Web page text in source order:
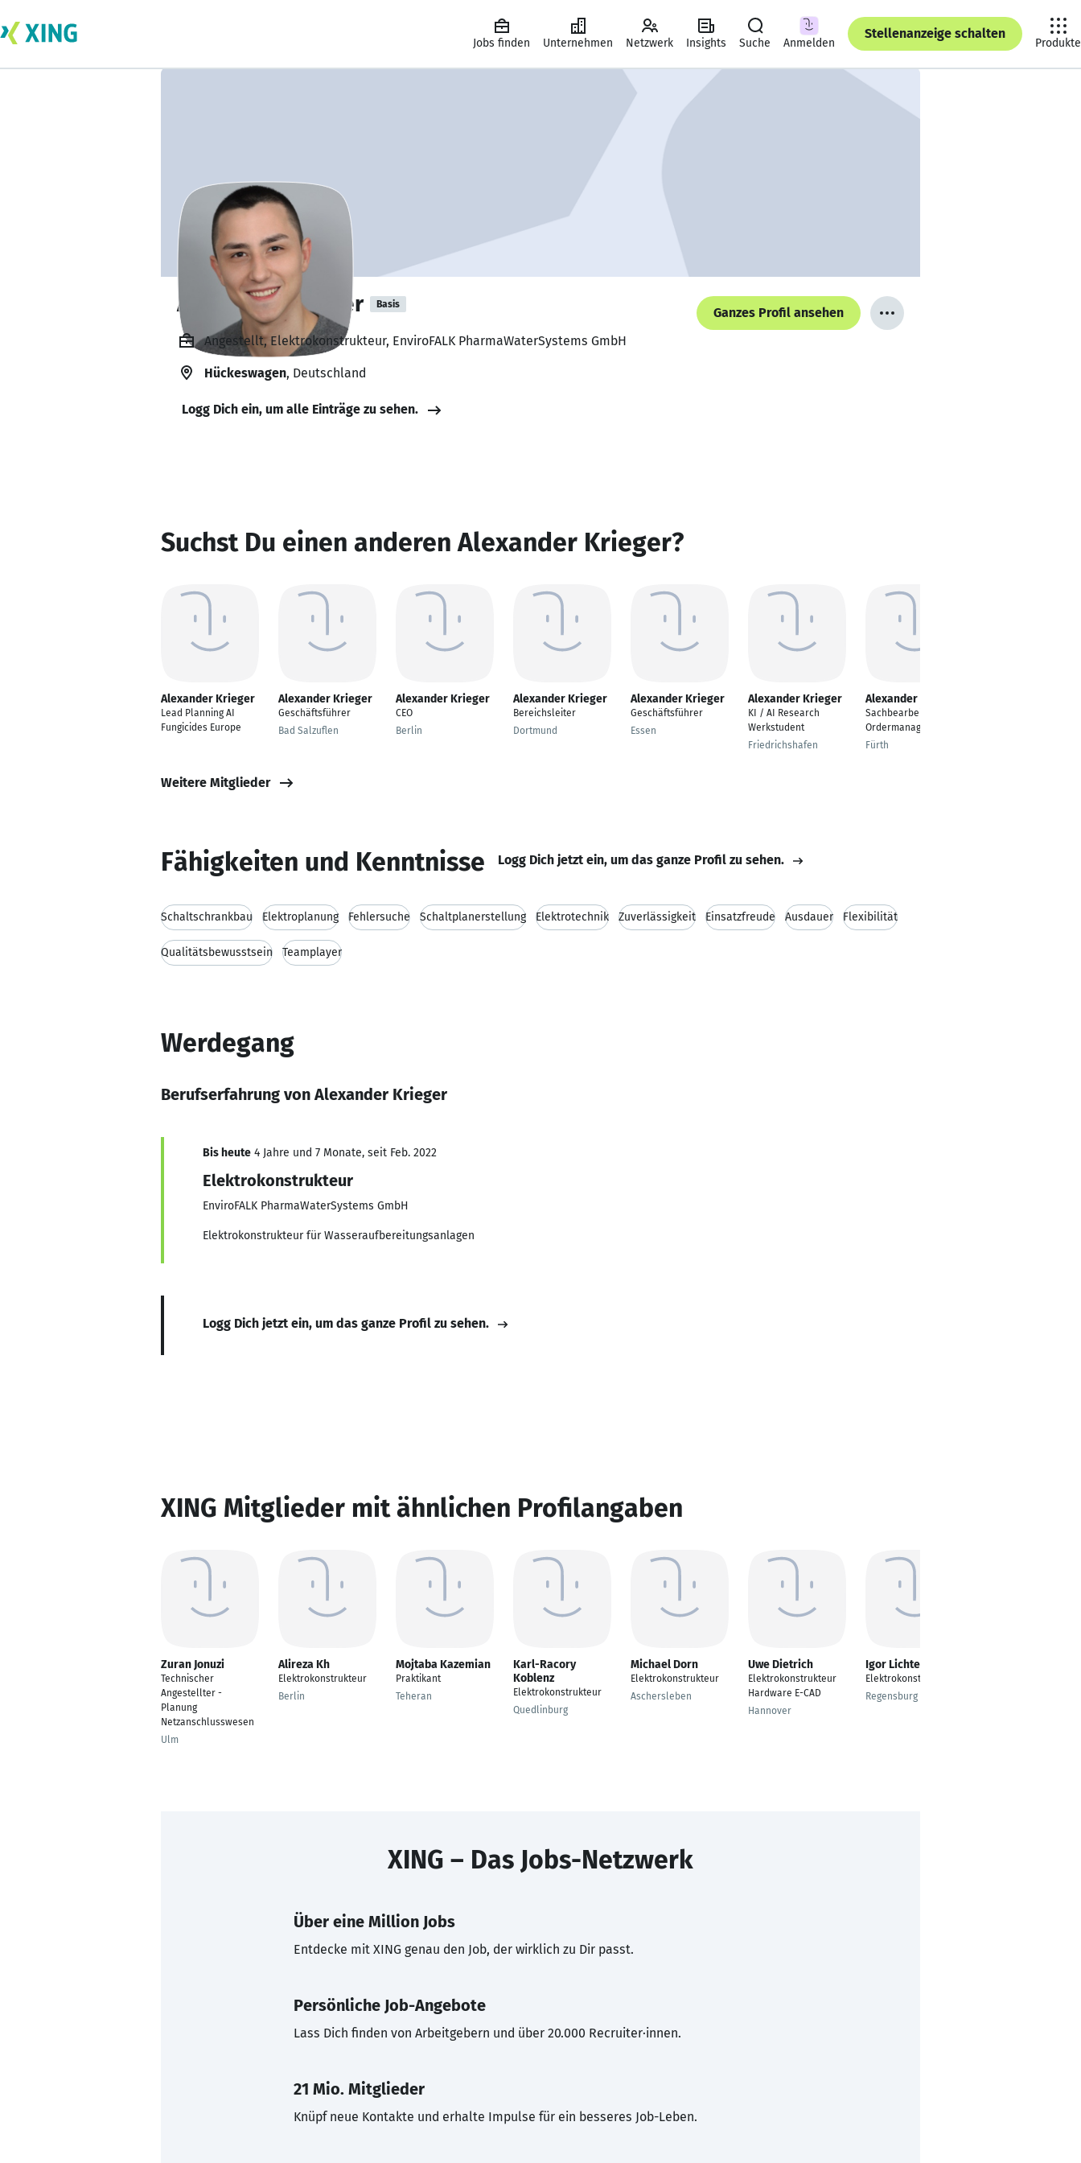
Jobs finden Unternehmen Netzwerk Insights Suche Anmelden
Stellenanzeige schalten
Produkte
Alexander Krieger Basis
Ganzes Profil ansehen
Angestellt, Elektrokonstrukteur, EnviroFALK PharmaWaterSystems GmbH
Hückeswagen, Deutschland
Logg Dich ein, um alle Einträge zu sehen.
Suchst Du einen anderen Alexander Krieger?
Alexander Krieger
Lead Planning AI
Fungicides Europe
Alexander Krieger
Geschäftsführer
Bad Salzuflen
Alexander Krieger
CEO
Berlin
Alexander Krieger
Bereichsleiter
Dortmund
Alexander Krieger
Geschäftsführer
Essen
Alexander Krieger
KI / AI Research
Werkstudent
Friedrichshafen
Alexander Krieger
Sachbearbeiter
Ordermanagement
Fürth
Weitere Mitglieder
Fähigkeiten und Kenntnisse Logg Dich jetzt ein, um das ganze Profil zu sehen.
Schaltschrankbau Elektroplanung Fehlersuche Schaltplanerstellung Elektrotechnik Zuverlässigkeit Einsatzfreude Ausdauer Flexibilität
Qualitätsbewusstsein Teamplayer
Werdegang
Berufserfahrung von Alexander Krieger
Bis heute 4 Jahre und 7 Monate, seit Feb. 2022
Elektrokonstrukteur
EnviroFALK PharmaWaterSystems GmbH
Elektrokonstrukteur für Wasseraufbereitungsanlagen
Logg Dich jetzt ein, um das ganze Profil zu sehen.
XING Mitglieder mit ähnlichen Profilangaben
Zuran Jonuzi
Technischer
Angestellter -
Planung
Netzanschlusswesen
Ulm
Alireza Kh
Elektrokonstrukteur
Berlin
Mojtaba Kazemian
Praktikant
Teheran
Karl-Racory
Koblenz
Elektrokonstrukteur
Quedlinburg
Michael Dorn
Elektrokonstrukteur
Aschersleben
Uwe Dietrich
Elektrokonstrukteur
Hardware E-CAD
Hannover
Igor Lichtenberger
Elektrokonstrukteur
Regensburg
XING – Das Jobs-Netzwerk
Über eine Million Jobs
Entdecke mit XING genau den Job, der wirklich zu Dir passt.
Persönliche Job-Angebote
Lass Dich finden von Arbeitgebern und über 20.000 Recruiter·innen.
21 Mio. Mitglieder
Knüpf neue Kontakte und erhalte Impulse für ein besseres Job-Leben.